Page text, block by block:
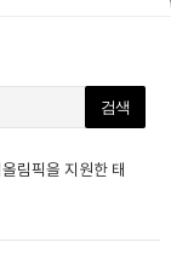
림픽을 지원한 태